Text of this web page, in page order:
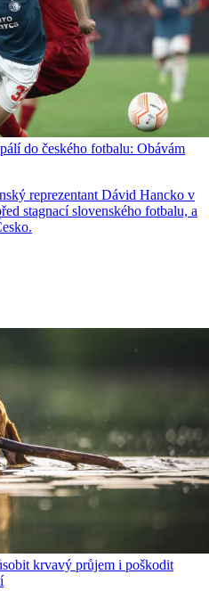
do českého fotbalu: Obávám
reprezentant Dávid Hancko v
stagnací slovenského fotbalu, a
krvavý průjem i poškodit